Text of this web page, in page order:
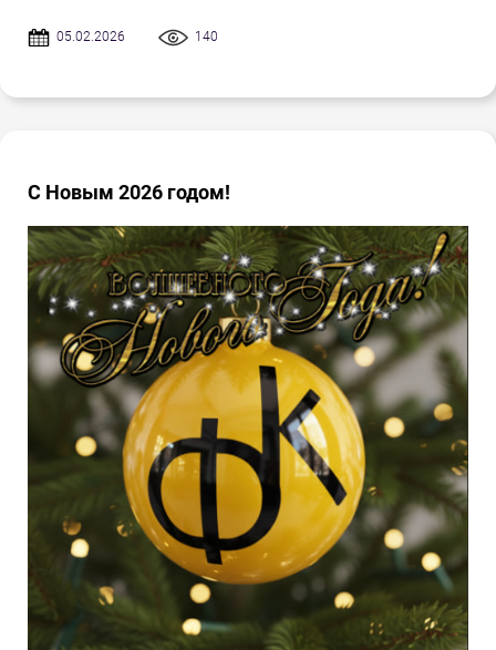
05.02.2026 140
С Новым 2026 годом!